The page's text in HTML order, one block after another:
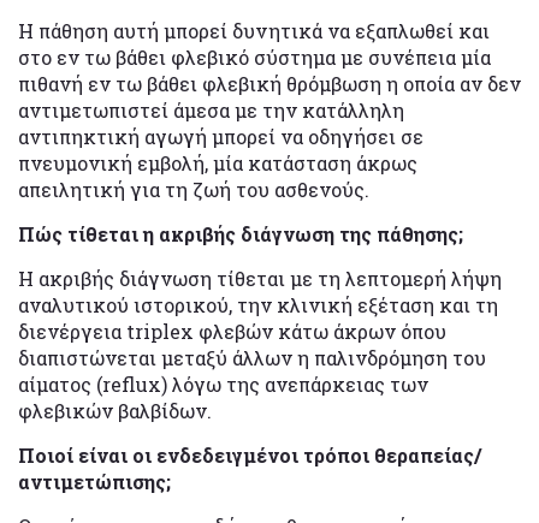
Η πάθηση αυτή μπορεί δυνητικά να εξαπλωθεί και
στο εν τω βάθει φλεβικό σύστημα με συνέπεια μία
πιθανή εν τω βάθει φλεβική θρόμβωση η οποία αν δεν
αντιμετωπιστεί άμεσα με την κατάλληλη
αντιπηκτική αγωγή μπορεί να οδηγήσει σε
πνευμονική εμβολή, μία κατάσταση άκρως
απειλητική για τη ζωή του ασθενούς.
Πώς τίθεται η ακριβής διάγνωση της πάθησης;
Η ακριβής διάγνωση τίθεται με τη λεπτομερή λήψη
αναλυτικού ιστορικού, την κλινική εξέταση και τη
διενέργεια triplex φλεβών κάτω άκρων όπου
διαπιστώνεται μεταξύ άλλων η παλινδρόμηση του
αίματος (reflux) λόγω της ανεπάρκειας των
φλεβικών βαλβίδων.
Ποιοί είναι οι ενδεδειγμένοι τρόποι θεραπείας/
αντιμετώπισης;